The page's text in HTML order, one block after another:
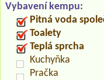
Vybavení kempu:
Pitná voda
Toalety
Teplá sprcha
Kuchyňka
Pračka